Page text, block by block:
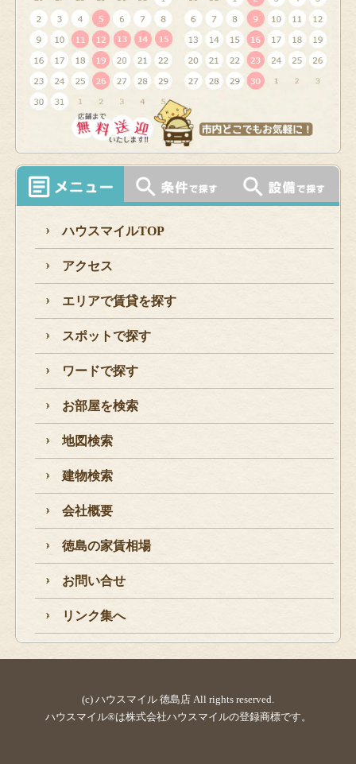
ハウスマイルTOP
アクセス
エリアで賃貸を探す
スポットで探す
ワードで探す
お部屋を検索
地図検索
建物検索
会社概要
徳島の家賃相場
お問い合せ
リンク集へ
(c) ハウスマイル 徳島店 All rights reserved.
ハウスマイル®は株式会社ハウスマイルの登録商標です。